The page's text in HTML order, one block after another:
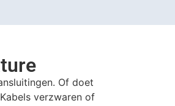
Of doet
verzwaren of